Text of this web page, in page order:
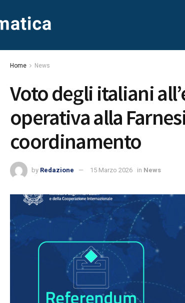
Home News
Voto degli italiani
operativa alla
coordinamento
by Redazione 15 Marzo 2026 in News